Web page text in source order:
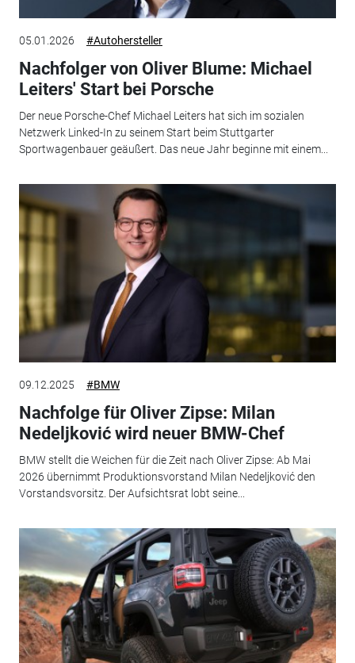
05.01.2026 #Autohersteller
Nachfolger von Oliver Blume: Michael
Leiters' Start bei Porsche
Der neue Porsche-Chef Michael Leiters hat sich im sozialen
Netzwerk Linked-In zu seinem Start beim Stuttgarter
Sportwagenbauer geäußert. Das neue Jahr beginne mit einem...
09.12.2025 #BMW
Nachfolge für Oliver Zipse: Milan
Nedeljković wird neuer BMW-Chef
BMW stellt die Weichen für die Zeit nach Oliver Zipse: Ab Mai
2026 übernimmt Produktionsvorstand Milan Nedeljković den
Vorstandsvorsitz. Der Aufsichtsrat lobt seine...